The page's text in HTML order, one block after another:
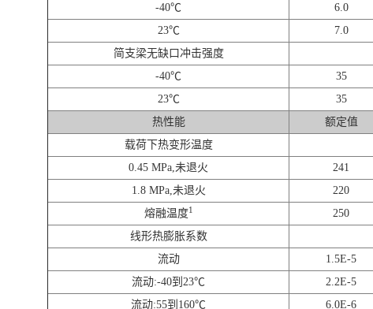
-40℃ 6.0
23℃
7.0
简支梁无缺口冲击强度
-40℃ 35
23℃
35
热性能
额定值
载荷下热变形温度
0.45 MPa,未退火
241
1.8 MPa,未退火
220
熔融温度1 250
线形热膨胀系数
流动 1.5E-5
流动:-40到23℃
2.2E-5
流动:55到160℃
6.0E-6